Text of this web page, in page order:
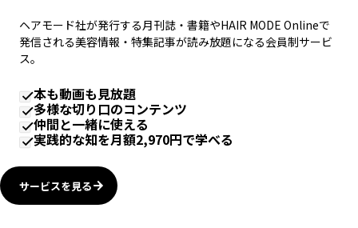
ヘアモード社が発行する月刊誌・書籍やHAIR MODE Onlineで
発信される美容情報・特集記事が読み放題になる会員制サービ
ス。
本も動画も見放題
多様な切り口のコンテンツ
仲間と一緒に使える
実践的な知を月額2,970円で学べる
サービスを見る